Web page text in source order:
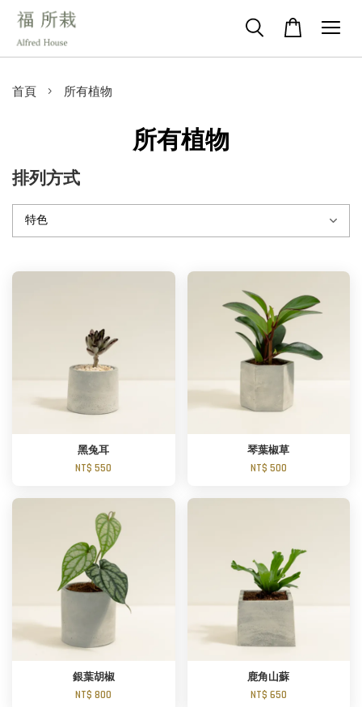
首頁 › 所有植物
所有植物
排列方式
黑兔耳
NT$ 550
琴葉椒草
NT$ 500
銀葉胡椒
NT$ 800
鹿角山蘇
NT$ 650